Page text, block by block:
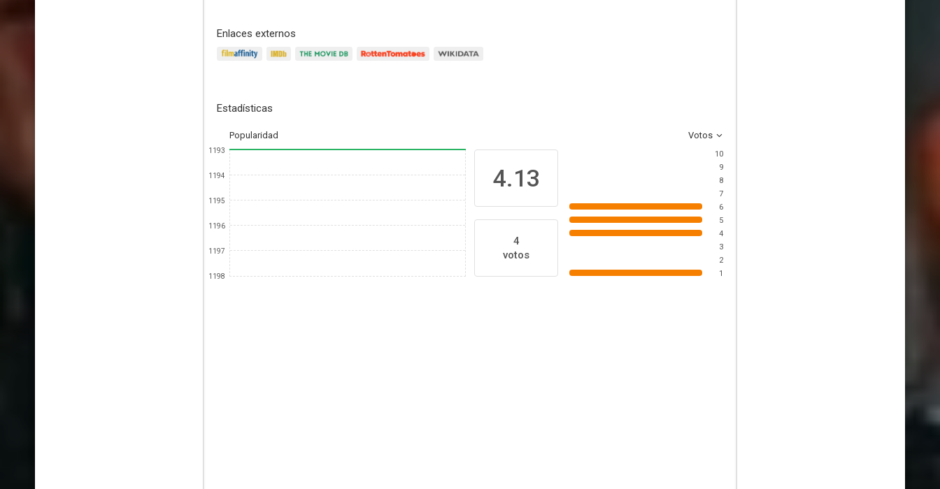
Enlaces externos
Estadísticas
Popularidad Votos
1193
1194
1195
1196
1197
1198
4.13
4
votos
10
9
8
7
6
5
4
3
2
1